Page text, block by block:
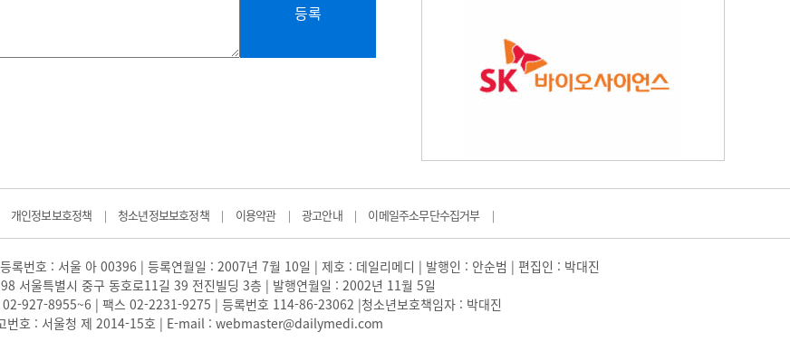
등록
개인정보보호정책 | 청소년정보보호정책 | 이용약관 | 광고안내 | 이메일주소무단수집거부 |
록번호 : 서울 아 00396 | 등록연월일 : 2007년 7월 10일 | 제호 : 데일리메디 | 발행인 : 안순범 | 편집인 : 박대진
서울특별시 중구 동호로11길 39 전진빌딩 3층 | 발행연월일 : 2002년 11월 5일
02-927-8955~6 | 팩스 02-2231-9275 | 등록번호 114-86-23062 |청소년보호책임자 : 박대진
번호 : 서울청 제 2014-15호 | E-mail : webmaster@dailymedi.com